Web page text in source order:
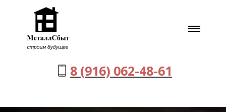
8 (916) 062-48-61